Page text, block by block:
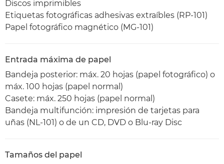
Discos imprimibles
Etiquetas fotográficas adhesivas extraíbles (RP-101)
Papel fotográfico magnético (MG-101)
Entrada máxima de papel
Bandeja posterior: máx. 20 hojas (papel fotográfico) o
máx. 100 hojas (papel normal)
Casete: máx. 250 hojas (papel normal)
Bandeja multifunción: impresión de tarjetas para
uñas (NL-101) o de un CD, DVD o Blu-ray Disc
Tamaños del papel